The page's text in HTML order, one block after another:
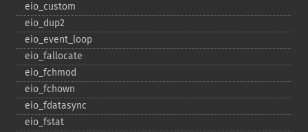
eio_​custom
eio_​dup2
eio_​event_​loop
eio_​fallocate
eio_​fchmod
eio_​fchown
eio_​fdatasync
eio_​fstat